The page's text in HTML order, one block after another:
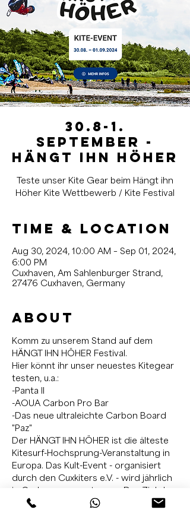
30.8-1.
September -
Hängt ihn Höher
Teste unser Kite Gear beim Hängt ihn
Höher Kite Wettbewerb / Kite Festival
Time & Location
Aug 30, 2024, 10:00 AM – Sep 01, 2024,
6:00 PM
Cuxhaven, Am Sahlenburger Strand,
27476 Cuxhaven, Germany
About
Komm zu unserem Stand auf dem
HÄNGT IHN HÖHER Festival.
Hier könnt ihr unser neuestes Kitegear
testen, u.a.:
-Panta II
-AOUA Carbon Pro Bar
-Das neue ultraleichte Carbon Board
"Paz"
Der HÄNGT IHN HÖHER ist die älteste
Kitesurf-Hochsprung-Veranstaltung in
Europa. Das Kult-Event - organisiert
durch den Cuxkiters e.V. - wird jährlich
in Cuxhaven ausgetragen. Das Ziel der
Veranstaltung war und ist ganz